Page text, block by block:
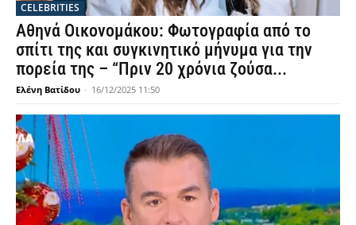
CELEBRITIES
Αθηνά Οικονομάκου: Φωτογραφία από το
σπίτι της και συγκινητικό μήνυμα για την
πορεία της – “Πριν 20 χρόνια ζούσα...
Ελένη Βατίδου - 16/12/2025 11:50